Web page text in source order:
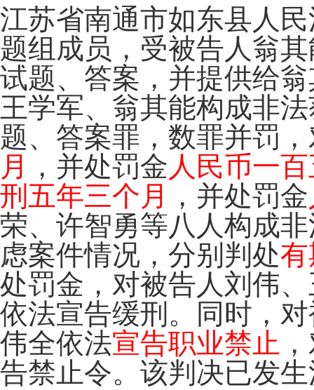
江苏省南通市如东县人
题组成员，受被告人翁
试题、答案，并提供给
王学军、翁其能构成非
题、答案罪，数罪并罚
月 ，并处罚金人民币一
刑五年三个月 ，并处罚金
荣、许智勇等八人构成
虑案件情况，分别判处
处罚金，对被告人刘伟
依法宣告缓刑。同时，
伟全依法宣告职业禁止
告禁止令。该判决已发